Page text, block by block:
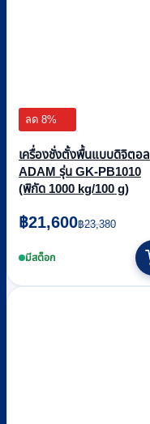
ลด 8%
เครื่องชั่งตั้งพื้นแบบดิจิตอล
ADAM รุ่น GK-PB1010
(พิกัด 1000 kg/100 g)
฿23,380
Original
price
was:
฿21,600
Current
price
is:มีสต็อก